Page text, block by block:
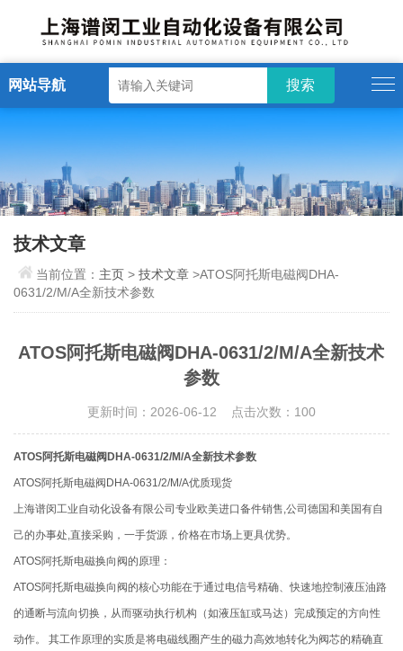
网站导航
技术文章
当前位置： 主页 >技术文章 >ATOS阿托斯电磁阀DHA-
0631/2/M/A全新技术参数
ATOS阿托斯电磁阀DHA-0631/2/M/A全新技术
参数
更新时间：2026-06-12 点击次数：100
ATOS阿托斯电磁阀DHA-0631/2/M/A全新技术参数
ATOS阿托斯电磁阀DHA-0631/2/M/A优质现货
上海谱闵工业自动化设备有限公司专业欧美进口备件销售,公司德国和美国有自
己的办事处,直接采购，一手货源，价格在市场上更具优势。
ATOS阿托斯电磁换向阀的原理：
ATOS阿托斯电磁换向阀的核心功能在于通过电信号精确、快速地控制液压油路
的通断与流向切换，从而驱动执行机构（如液压缸或马达）完成预定的方向性
动作。 其工作原理的实质是将电磁线圈产生的磁力高效地转化为阀芯的精确直